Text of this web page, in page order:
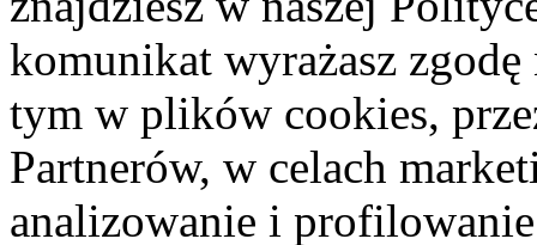
komunikat wyrażasz
tym w plików cookies,
Partnerów, w celach
analizowanie i